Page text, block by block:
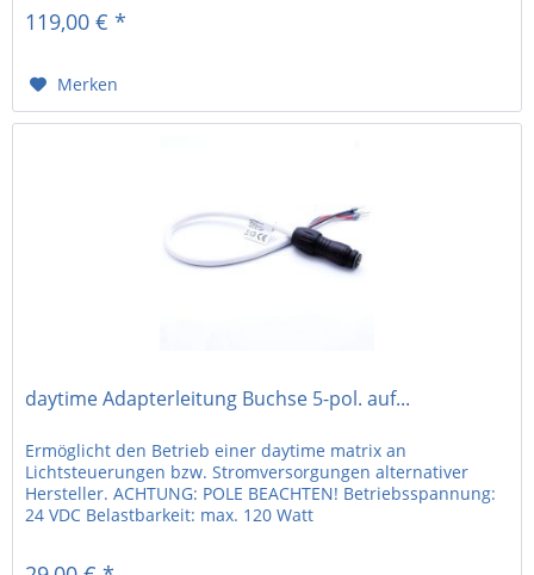
119,00 € *
Merken
daytime Adapterleitung Buchse 5-pol. auf...
Ermöglicht den Betrieb einer daytime matrix an
Lichtsteuerungen bzw. Stromversorgungen alternativer
Hersteller. ACHTUNG: POLE BEACHTEN! Betriebsspannung:
24 VDC Belastbarkeit: max. 120 Watt